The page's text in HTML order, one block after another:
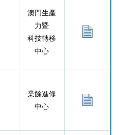
澳門生產
力暨
科技轉移
中心
業餘進修
中心